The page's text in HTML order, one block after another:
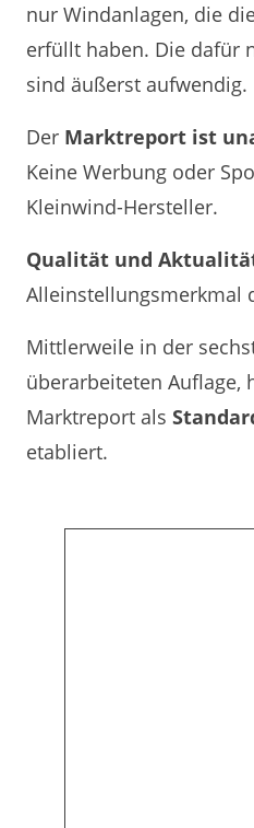
nur Windanlagen, die
erfüllt haben. Die dafür
sind äußerst aufwendig.
Der Marktreport ist
Keine Werbung oder
Kleinwind-Hersteller.
Qualität und
Alleinstellungsmerkmal
Mittlerweile in der
überarbeiteten Auflage,
Marktreport als
etabliert.